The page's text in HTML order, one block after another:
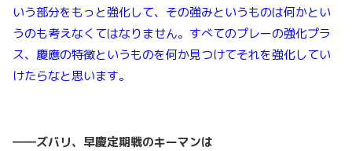
いう部分をもっと強化して、その強みというものは何かとい
うのも考えなくてはなりません。すべてのプレーの強化プラ
ス、慶應の特徴というものを何か見つけてそれを強化してい
けたらなと思います。
――ズバリ、早慶定期戦のキーマンは